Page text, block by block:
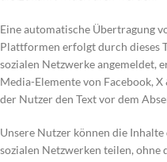
Eine automatische Übertragung
Plattformen erfolgt durch dieses
sozialen Netzwerke angemeldet,
Media-Elemente von Facebook,
der Nutzer den Text vor dem
Unsere Nutzer können die
sozialen Netzwerken teilen,